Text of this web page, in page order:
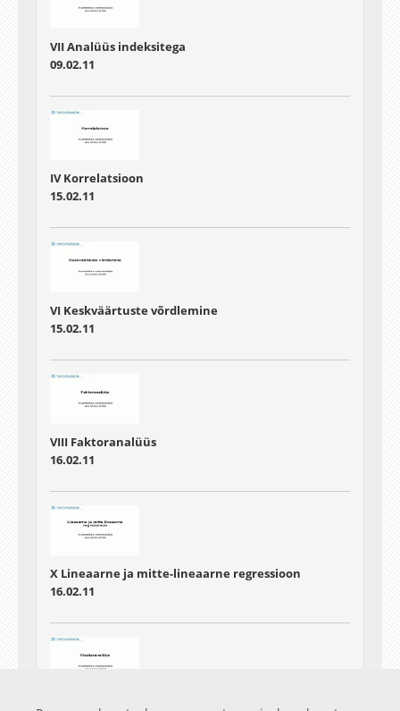
VII Analüüs indeksitega
09.02.11
IV Korrelatsioon
15.02.11
VI Keskväärtuste võrdlemine
15.02.11
VIII Faktoranalüüs
16.02.11
X Lineaarne ja mitte-lineaarne regressioon
16.02.11
IX Klasteranalüüs